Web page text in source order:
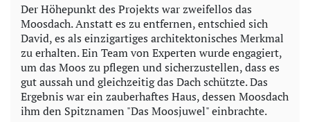
Der Höhepunkt des Projekts war zweifellos das
Moosdach. Anstatt es zu entfernen, entschied sich
David, es als einzigartiges architektonisches Merkmal
zu erhalten. Ein Team von Experten wurde engagiert,
um das Moos zu pflegen und sicherzustellen, dass es
gut aussah und gleichzeitig das Dach schützte. Das
Ergebnis war ein zauberhaftes Haus, dessen Moosdach
ihm den Spitznamen "Das Moosjuwel" einbrachte.